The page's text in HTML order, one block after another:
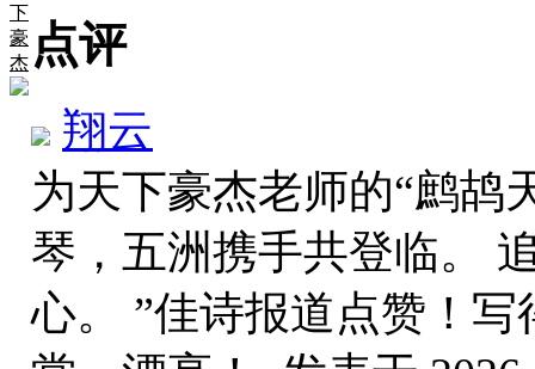
下
豪
杰 点评
翔云
为天下豪杰老师的“鹧鸪
琴，五洲携手共登临。
心。 ”佳诗报道点赞！